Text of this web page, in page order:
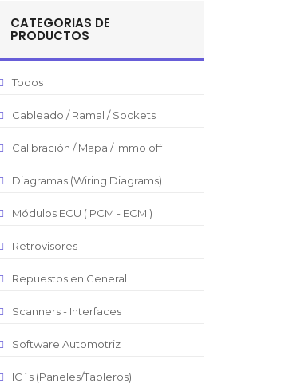
Pesos Mexicanos
Peso Chileno
CATEGORIAS DE
PRODUCTOS
Todos
Cableado / Ramal / Sockets
Calibración / Mapa / Immo off
Diagramas (Wiring Diagrams)
Módulos ECU ( PCM - ECM )
Retrovisores
Repuestos en General
Scanners - Interfaces
Software Automotriz
IC´s (Paneles/Tableros)